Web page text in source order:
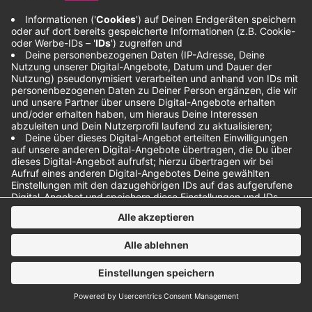
Anzeige
Anzeige
Anzeige